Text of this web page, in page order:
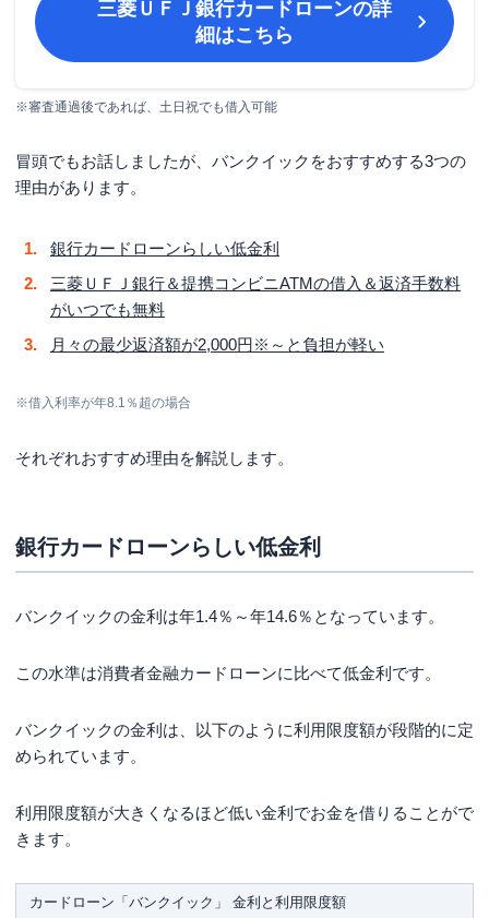
増額の仕方
三菱ＵＦＪ銀行カードローン「バンクイック」ス
「バンクイック」の会員サイトで何ができる？
暗証番号を忘れてしまった場合
まとめ
三菱ＵＦＪ銀行カードローンの詳
細はこちら
※審査通過後であれば、土日祝でも借入可能
冒頭でもお話しましたが、バンクイックをおすすめする3つの
理由があります。
銀行カードローンらしい低金利
三菱ＵＦＪ銀行＆提携コンビニATMの借入＆返済手数料
がいつでも無料
月々の最少返済額が2,000円※～と負担が軽い
※借入利率が年8.1％超の場合
それぞれおすすめ理由を解説します。
銀行カードローンらしい低金利
バンクイックの金利は年1.4％～年14.6％ となっています。
この水準は消費者金融カードローンに比べて低金利です。
バンクイックの金利は、以下のように利用限度額が段階的に定
められています。
利用限度額が大きくなるほど低い金利でお金を借りることがで
きます。
カードローン「バンクイック」 金利と利用限度額